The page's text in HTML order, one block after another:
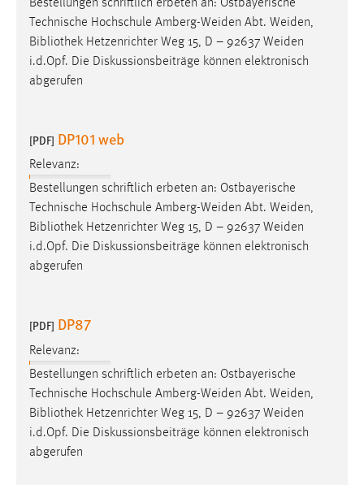
Bestellungen schriftlich erbeten an: Ostbayerische
Technische Hochschule Amberg-Weiden Abt. Weiden,
Bibliothek Hetzenrichter Weg 15, D – 92637 Weiden
i.d.Opf. Die Diskussionsbeiträge können elektronisch
abgerufen
[PDF] DP101 web
Relevanz:
Bestellungen schriftlich erbeten an: Ostbayerische
Technische Hochschule Amberg-Weiden Abt. Weiden,
Bibliothek Hetzenrichter Weg 15, D – 92637 Weiden
i.d.Opf. Die Diskussionsbeiträge können elektronisch
abgerufen
[PDF] DP87
Relevanz:
Bestellungen schriftlich erbeten an: Ostbayerische
Technische Hochschule Amberg-Weiden Abt. Weiden,
Bibliothek Hetzenrichter Weg 15, D – 92637 Weiden
i.d.Opf. Die Diskussionsbeiträge können elektronisch
abgerufen
Performance
Zweck:
gespeichert, ob man eingeloggt ist.
Sprachpräferenz
Name:
site-language-preference
Das Cookie speichert die gewählte Sprache der Website.
Cookie Laufzeit:
30 Tage
Chat
Name: